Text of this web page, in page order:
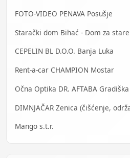
FOTO-VIDEO PENAVA Posušje
CEPELIN BL D.O.O. Banja Luka
Rent-a-car CHAMPION Mostar
Očna Optika DR. AFTABA Gradiška
DIMNJAČAR Zenica (čišćenje,
Mango s.t.r.